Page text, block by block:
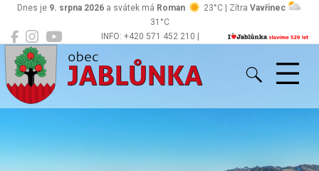
INFO: +420 571 452 210 |
Dnes je 9. srpna 2026 a svátek má Roman 23°C | Zítra Vavřinec
31°C
Jablůnka